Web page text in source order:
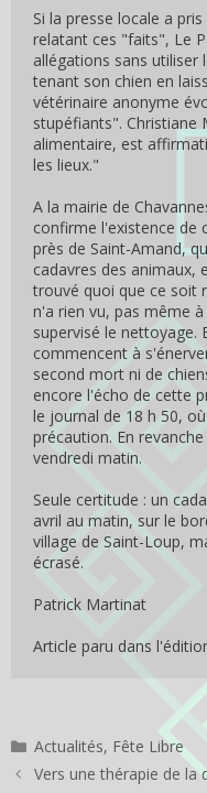
Si la presse locale a
relatant ces "faits", Le
allégations sans utiliser
tenant son chien en
vétérinaire anonyme
stupéfiants". Christiane
alimentaire, est
les lieux."
A la mairie de
confirme l'existence de
près de Saint-Amand,
cadavres des animaux,
trouvé quoi que ce soit
n'a rien vu, pas même
supervisé le nettoyage.
commencent à
second mort ni de
encore l'écho de cette
le journal de 18 h 50,
précaution. En
vendredi matin.
Seule certitude : un
avril au matin, sur le
village de Saint-Loup,
écrasé.
Patrick Martinat
Article paru dans
Catégories
Actualités, Fête Libre
Vers une thérapie de la